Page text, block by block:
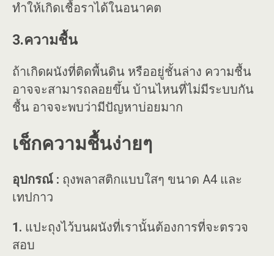
ทำให้เกิดเชื้อราได้ในอนาคต
3.ความชื้น
ถ้าเกิดผนังที่ติดพื้นดิน หรืออยู่ชั้นล่าง ความชื้น
อาจจะสามารถลอยขึ้น บ้านไหนที่ไม่มีระบบกัน
ชื้น อาจจะพบว่ามีปัญหาบ่อยมาก
เช็กความชื้นง่ายๆ
อุปกรณ์ : ถุงพลาสติกแบบใสๆ ขนาด A4 และ
เทปกาว
1. แปะถุงไว้บนผนังที่เรานั้นต้องการที่จะตรวจ
สอบ